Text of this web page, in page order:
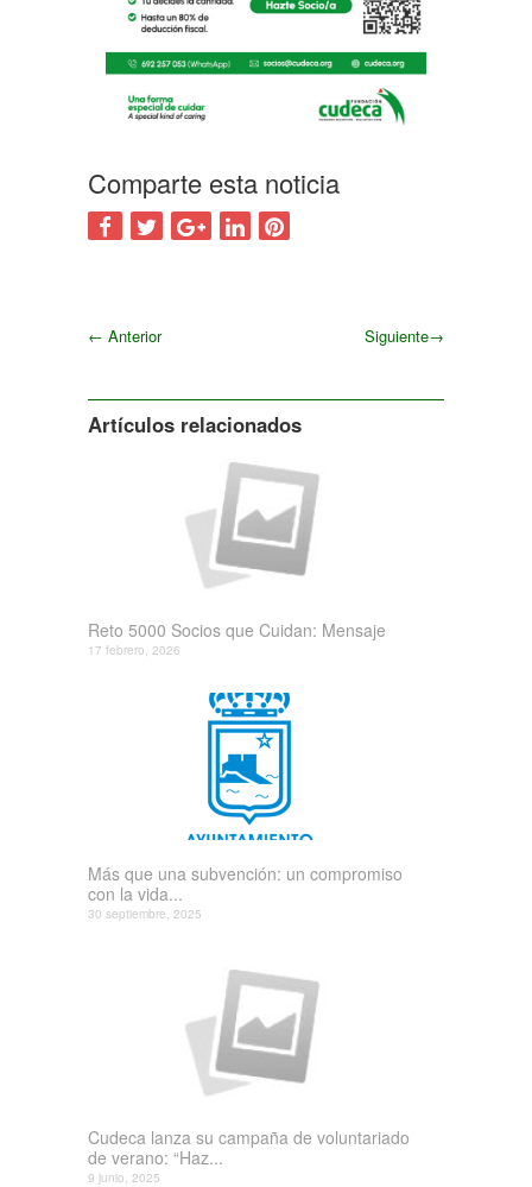
Comparte esta noticia
← Anterior Siguiente→
Artículos relacionados
Reto 5000 Socios que Cuidan: Mensaje
17 febrero, 2026
Más que una subvención: un compromiso
con la vida...
30 septiembre, 2025
Cudeca lanza su campaña de voluntariado
de verano: “Haz...
9 junio, 2025